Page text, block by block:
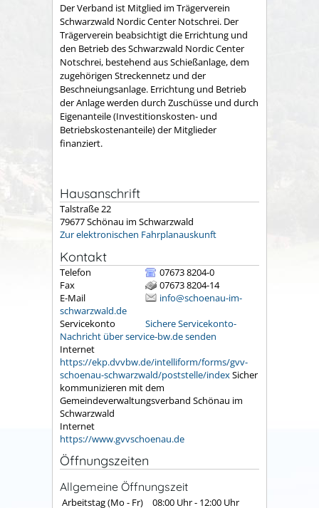
Der Verband ist Mitglied im Trägerverein
Schwarzwald Nordic Center Notschrei. Der
Trägerverein beabsichtigt die Errichtung und
den Betrieb des Schwarzwald Nordic Center
Notschrei, bestehend aus Schießanlage, dem
zugehörigen Streckennetz und der
Beschneiungsanlage. Errichtung und Betrieb
der Anlage werden durch Zuschüsse und durch
Eigenanteile (Investitionskosten- und
Betriebskostenanteile) der Mitglieder
finanziert.
Hausanschrift
Talstraße 22
79677Schönau im Schwarzwald
Zur elektronischen Fahrplanauskunft
Kontakt
Telefon
07673 8204-0
Fax
07673 8204-14
E-Mail
info@schoenau-im-
schwarzwald.de
Servicekonto
Sichere Servicekonto-
Nachricht über service-bw.de senden
Internet
https://ekp.dvvbw.de/intelliform/forms/gvv-
schoenau-schwarzwald/poststelle/indexSicher
kommunizieren mit dem
Gemeindeverwaltungsverband Schönau im
Schwarzwald
Internet
https://www.gvvschoenau.de
Öffnungszeiten
Allgemeine Öffnungszeit
Arbeitstag (Mo - Fr) 08:00 Uhr- 12:00 Uhr